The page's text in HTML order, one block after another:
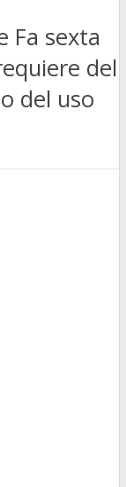
Fa sexta
del
del uso